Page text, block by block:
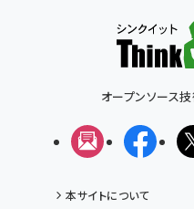
オープンソース
メルマガ
本サイトについて